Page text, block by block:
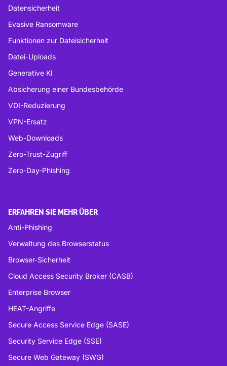
Datensicherheit
Evasive Ransomware
Funktionen zur Dateisicherheit
Datei-Uploads
Generative KI
Absicherung einer Bundesbehörde
VDI-Reduzierung
VPN-Ersatz
Web-Downloads
Zero-Trust-Zugriff
Zero-Day-Phishing
ERFAHREN SIE MEHR ÜBER
Anti-Phishing
Verwaltung des Browserstatus
Browser-Sicherheit
Cloud Access Security Broker (CASB)
Enterprise Browser
HEAT-Angriffe
Secure Access Service Edge (SASE)
Security Service Edge (SSE)
Secure Web Gateway (SWG)